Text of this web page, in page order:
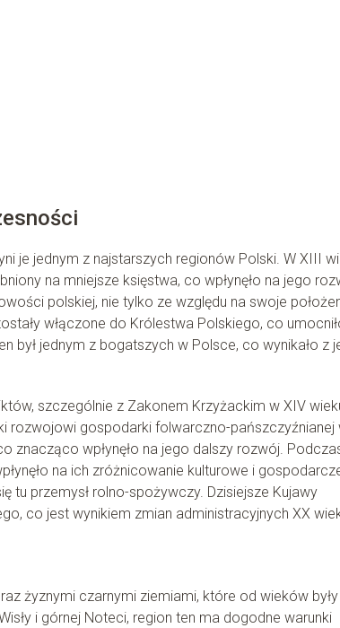
je jednym z najstarszych regionów Polski. W XIII
na mniejsze księstwa, co wpłynęło na jego
polskiej, nie tylko ze względu na swoje
włączone do Królestwa Polskiego, co
był jednym z bogatszych w Polsce, co wynikało z
szczególnie z Zakonem Krzyżackim w XIV
rozwojowi gospodarki folwarczno-pańszczyźnianej
znacząco wpłynęło na jego dalszy rozwój.
na ich zróżnicowanie kulturowe i
tu przemysł rolno-spożywczy. Dzisiejsze Kujawy
co jest wynikiem zmian administracyjnych XX
żyznymi czarnymi ziemiami, które od wieków były
i górnej Noteci, region ten ma dogodne warunki